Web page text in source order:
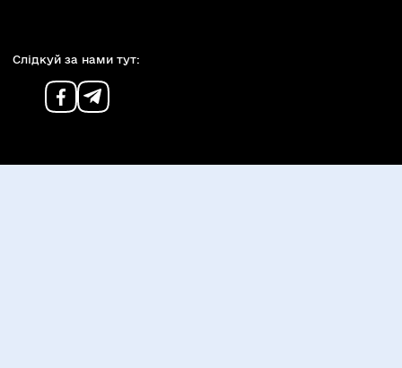
Слiдкуй за нами тут: